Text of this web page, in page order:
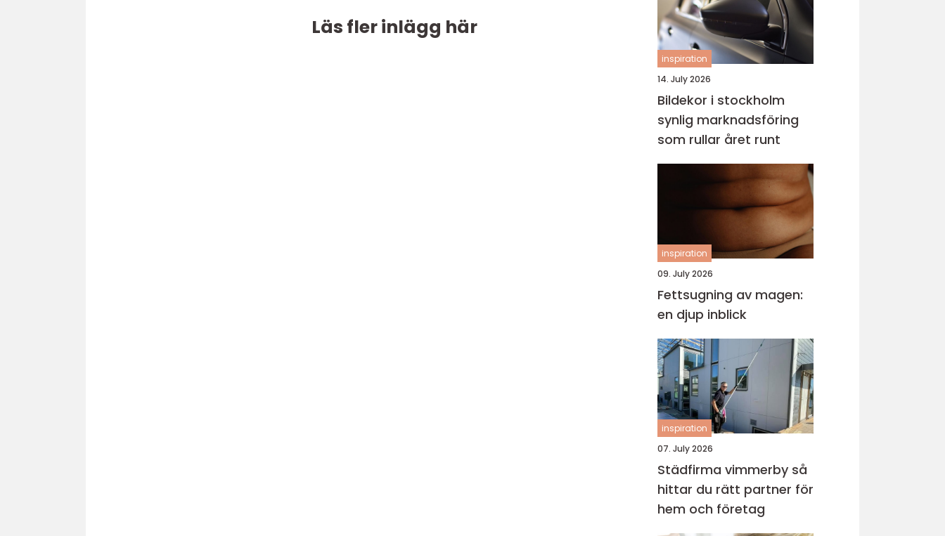
Läs fler inlägg här
inspiration
14. July 2026
Bildekor i stockholm
synlig marknadsföring
som rullar året runt
inspiration
09. July 2026
Fettsugning av magen:
en djup inblick
inspiration
07. July 2026
Städfirma vimmerby så
hittar du rätt partner för
hem och företag